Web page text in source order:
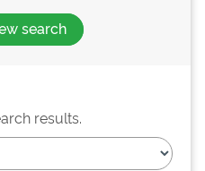
search
results.